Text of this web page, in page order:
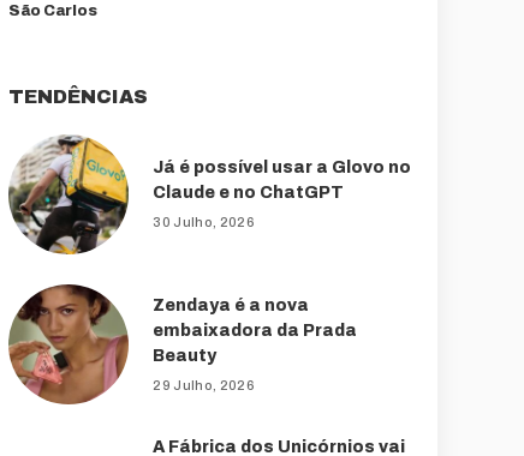
São Carlos
TENDÊNCIAS
Já é possível usar a Glovo no
Claude e no ChatGPT
30 Julho, 2026
Zendaya é a nova
embaixadora da Prada
Beauty
29 Julho, 2026
A Fábrica dos Unicórnios vai